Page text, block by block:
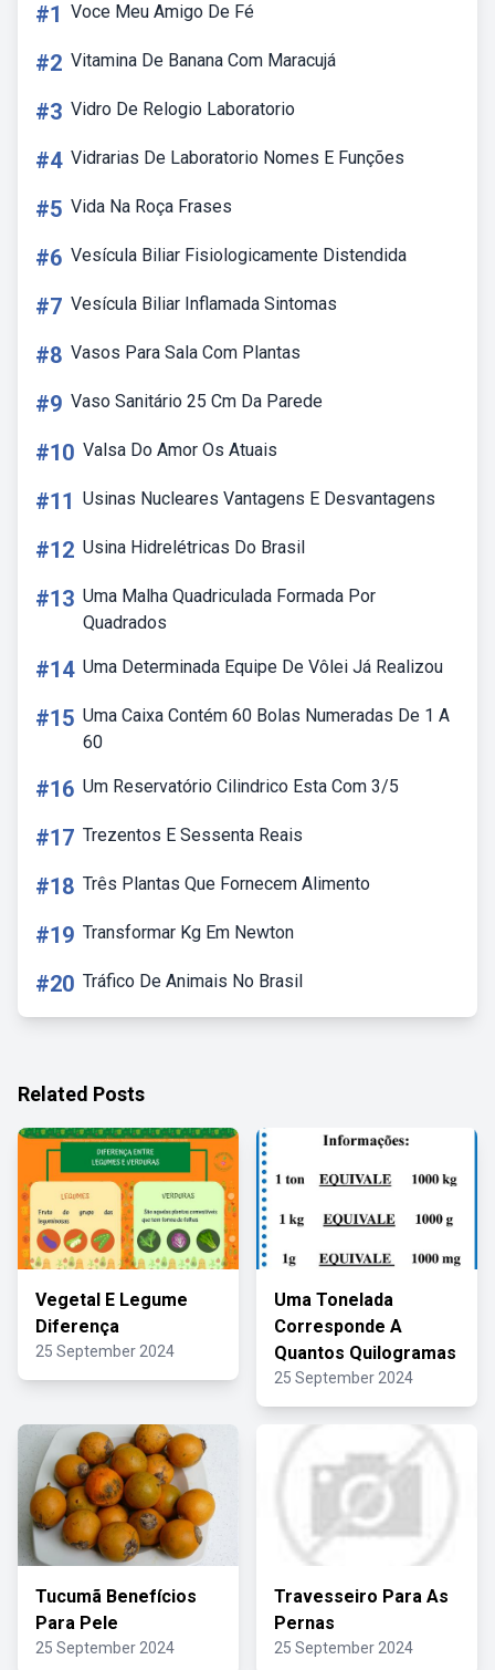
#1 Voce Meu Amigo De Fé
#2 Vitamina De Banana Com Maracujá
#3 Vidro De Relogio Laboratorio
#4 Vidrarias De Laboratorio Nomes E Funções
#5 Vida Na Roça Frases
#6 Vesícula Biliar Fisiologicamente Distendida
#7 Vesícula Biliar Inflamada Sintomas
#8 Vasos Para Sala Com Plantas
#9 Vaso Sanitário 25 Cm Da Parede
#10 Valsa Do Amor Os Atuais
#11 Usinas Nucleares Vantagens E Desvantagens
#12 Usina Hidrelétricas Do Brasil
#13 Uma Malha Quadriculada Formada Por
Quadrados
#14 Uma Determinada Equipe De Vôlei Já Realizou
#15 Uma Caixa Contém 60 Bolas Numeradas De 1 A
60
#16 Um Reservatório Cilindrico Esta Com 3/5
#17 Trezentos E Sessenta Reais
#18 Três Plantas Que Fornecem Alimento
#19 Transformar Kg Em Newton
#20 Tráfico De Animais No Brasil
Related Posts
Vegetal E Legume
Diferença
25 September 2024
Uma Tonelada
Corresponde A
Quantos Quilogramas
25 September 2024
Tucumã Benefícios
Para Pele
25 September 2024
Travesseiro Para As
Pernas
25 September 2024